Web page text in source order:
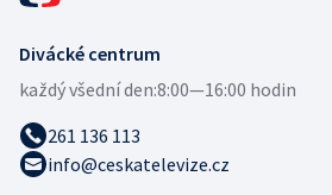
Divácké centrum
každý všední den:8:00—16:00 hodin
261 136 113
info@ceskatelevize.cz